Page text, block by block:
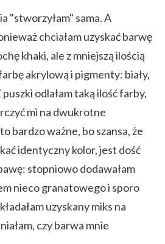
"stworzyłam" sama. A
chciałam uzyskać barwę
khaki, ale z mniejszą ilością
akrylową i pigmenty: biały,
odlałam taką ilość farby,
mi na dwukrotne
bardzo ważne, bo szansa, że
identyczny kolor, jest dość
stopniowo dodawałam
nieco granatowego i sporo
uzyskany miks na
czy barwa mnie